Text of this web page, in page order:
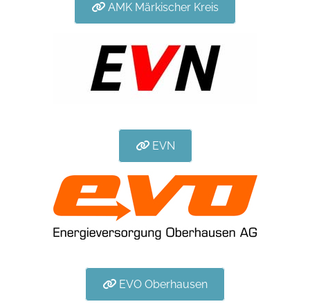
AMK Märkischer Kreis
EVN
EVO Oberhausen